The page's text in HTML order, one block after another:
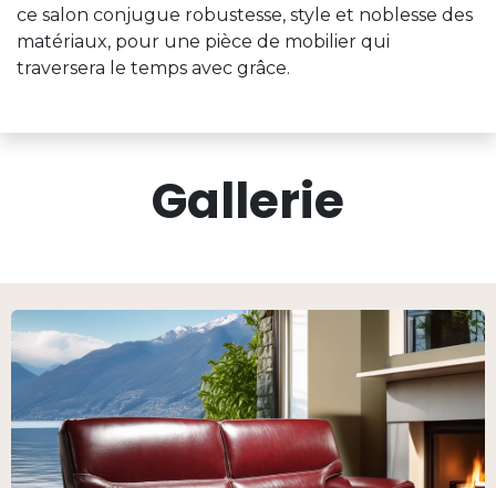
ce salon conjugue robustesse, style et noblesse des
matériaux, pour une pièce de mobilier qui
traversera le temps avec grâce.
Gallerie